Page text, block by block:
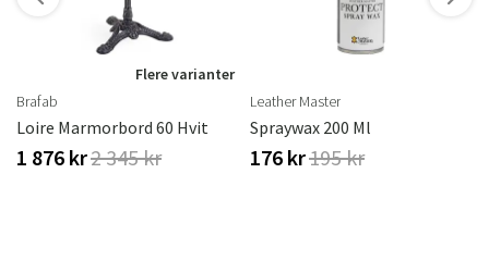
Flere varianter
Brafab
Loire Marmorbord 60 Hvit
1 876 kr2 345 kr
Leather Master
Spraywax 200 Ml
176 kr195 kr